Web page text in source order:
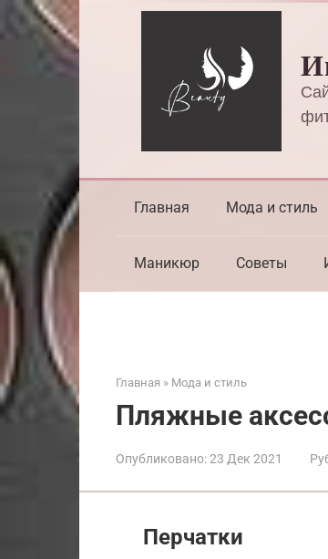
Перейти
к
контенту
Главная Мода и стиль
Маникюр Советы
Главная » Мода и стиль
Пляжные
Опубликовано:23 Дек 2021
Перчатки